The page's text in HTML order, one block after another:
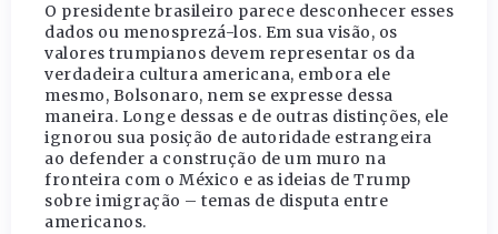
O presidente brasileiro parece desconhecer esses
dados ou menosprezá-los. Em sua visão, os
valores trumpianos devem representar os da
verdadeira cultura americana, embora ele
mesmo, Bolsonaro, nem se expresse dessa
maneira. Longe dessas e de outras distinções, ele
ignorou sua posição de autoridade estrangeira
ao defender a construção de um muro na
fronteira com o México e as ideias de Trump
sobre imigração – temas de disputa entre
americanos.